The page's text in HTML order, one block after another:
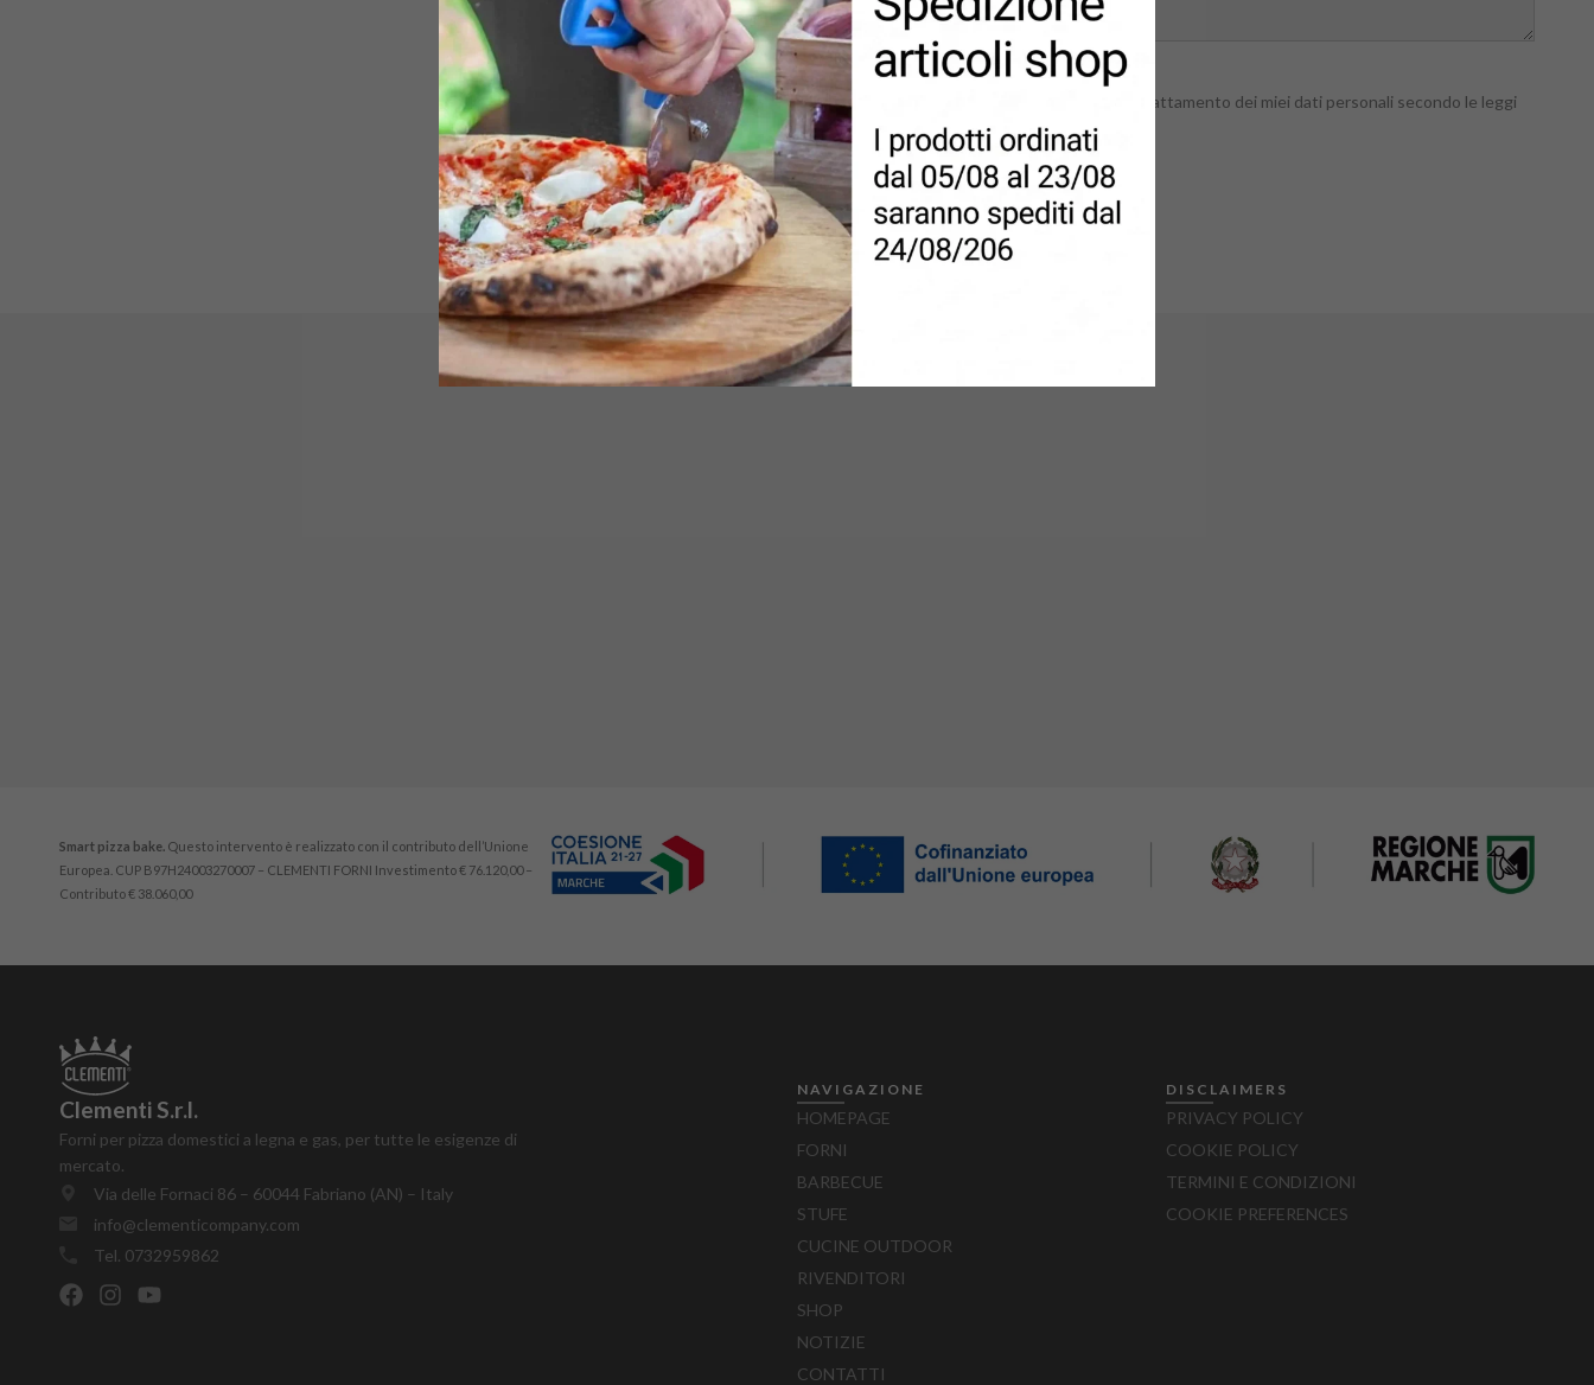
*
Accetto la politica sulla privacy e autorizzo il trattamento dei miei dati personali secondo le leggi
vigenti.
INVIA RICHIESTA
Smart pizza bake. Questo intervento è realizzato con il contributo dell’Unione
Europea. CUP B97H24003270007 – CLEMENTI FORNI Investimento € 76.120,00 –
Contributo € 38.060,00
Clementi S.r.l.
Forni per pizza domestici a legna e gas, per tutte le esigenze di
mercato.
Via delle Fornaci 86 – 60044 Fabriano (AN) – Italy
info@clementicompany.com
Tel. 0732959862
NAVIGAZIONE
HOMEPAGE
FORNI
BARBECUE
STUFE
CUCINE OUTDOOR
RIVENDITORI
SHOP
NOTIZIE
CONTATTI
DISCLAIMERS
PRIVACY POLICY
COOKIE POLICY
TERMINI E CONDIZIONI
COOKIE PREFERENCES